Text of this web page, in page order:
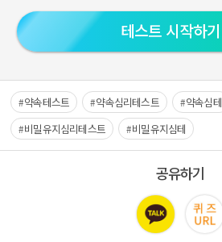
테스트 시작하기
약속테스트 약속심리테스트 약속심테
비밀유지심리테스트
비밀유지심테
공유하기